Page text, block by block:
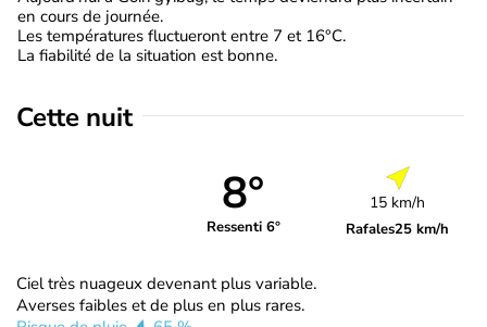
en cours de journée.
Les températures fluctueront entre 7 et 16°C.
La fiabilité de la situation est bonne.
Cette nuit
8°
Ressenti 6°
15 km/h
Rafales25 km/h
Ciel très nuageux devenant plus variable.
Averses faibles et de plus en plus rares.